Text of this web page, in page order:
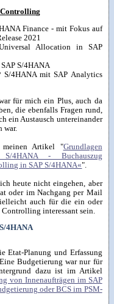
Controlling
Finance - mit Fokus auf
2021
Allocation in SAP
S/4HANA
4HANA mit SAP Analytics
für mich ein Plus, auch da
die ebenfalls Fragen rund,
ein Austausch untereinander
war.
meinen Artikel "Grundlagen
4HANA - Buchauszug
in SAP S/4HANA«".
heute nicht eingehen, aber
oder im Nachgang per Mail
auch für die ein oder
Controlling interessant sein.
4HANA
Etat-Planung und Erfassung
Budgetierung war nur für
dazu ist im Artikel
von Innenaufträgen im SAP
oder BCS im PSM-